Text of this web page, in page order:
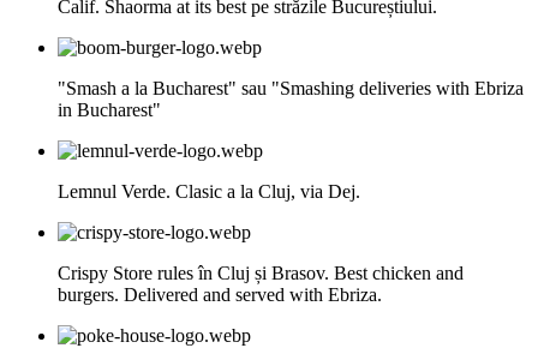
Calif. Shaorma at its best pe străzile Bucureștiului.
"Smash a la Bucharest" sau "Smashing deliveries with Ebriza
in Bucharest"
Lemnul Verde. Clasic a la Cluj, via Dej.
Crispy Store rules în Cluj și Brasov. Best chicken and
burgers. Delivered and served with Ebriza.